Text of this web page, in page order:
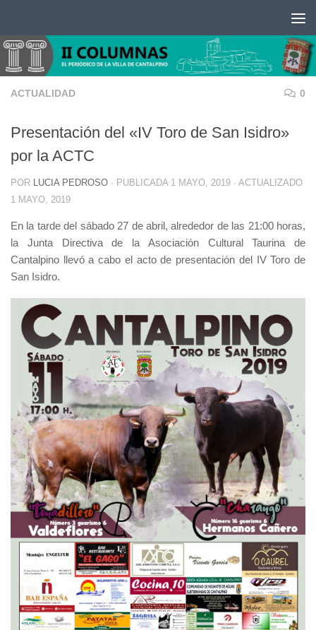
ACTUALIDAD 0
Presentación del «IV Toro de San Isidro»
por la ACTC
POR LUCIA PEDROSO · PUBLICADA 1 MAYO, 2019 · ACTUALIZADO
1 MAYO, 2019
En la tarde del sábado 27 de abril, alrededor de las 21:00 horas,
la Junta Directiva de la Asociación Cultural Taurina de
Cantalpino llevó a cabo el acto de presentación del IV Toro de
San Isidro.